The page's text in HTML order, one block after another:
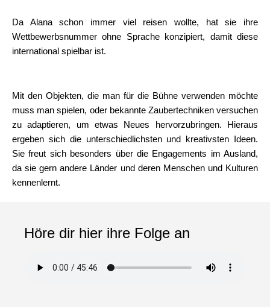
Da Alana schon immer viel reisen wollte, hat sie ihre
Wettbewerbsnummer ohne Sprache konzipiert, damit diese
international spielbar ist.
Mit den Objekten, die man für die Bühne verwenden möchte
muss man spielen, oder bekannte Zaubertechniken versuchen
zu adaptieren, um etwas Neues hervorzubringen. Hieraus
ergeben sich die unterschiedlichsten und kreativsten Ideen.
Sie freut sich besonders über die Engagements im Ausland,
da sie gern andere Länder und deren Menschen und Kulturen
kennenlernt.
Höre dir hier ihre Folge an